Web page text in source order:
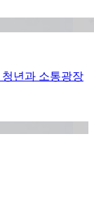
년과 소통광장